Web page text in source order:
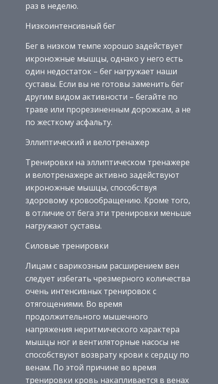
раз в неделю.
Низкоинтенсивный бег
Бег в низком темпе хорошо задействует
икроножные мышцы, однако у него есть
один недостаток – бег нагружает наши
суставы. Если вы не готовы заменить бег
другим видом активности – бегайте по
траве или прорезиненным дорожкам, а не
по жесткому асфальту.
Эллиптический и велотренажер
Тренировки на эллиптическом тренажере
и велотренажере активно задействуют
икроножные мышцы, способствуя
здоровому кровообращению. Кроме того,
в отличие от бега эти тренировки меньше
нагружают суставы.
Силовые тренировки
Лицам с варикозным расширением вен
следует избегать чрезмерного количества
очень интенсивных тренировок с
отягощениями. Во время
продолжительного мышечного
напряжения неритмического характера
мышцы ног и вентиляторные насосы не
способствуют возврату крови к сердцу по
венам. По этой причине во время
тренировки кровь накапливается в венах